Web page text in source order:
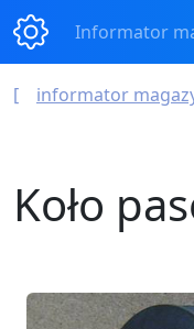
Informator
informator
Koło